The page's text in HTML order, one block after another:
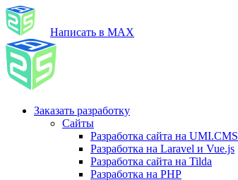
Написать в MAX
Заказать разработку
Сайты
Разработка сайта на UMI.CMS
Разработка на Laravel и Vue.js
Разработка сайта на Tilda
Разработка на PHP